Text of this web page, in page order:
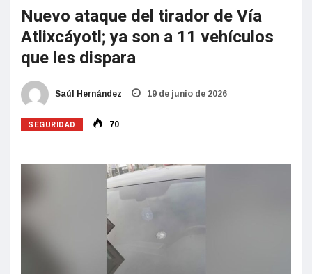
Nuevo ataque del tirador de Vía
Atlixcáyotl; ya son a 11 vehículos
que les dispara
Saúl Hernández 19 de junio de 2026
SEGURIDAD 70